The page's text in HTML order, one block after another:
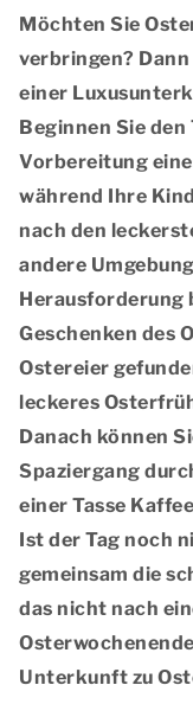
Möchten Sie
verbringen?
einer
Beginnen Sie den
Vorbereitung
während Ihre
nach den
andere
Herausforderung
Geschenken des
Ostereier
leckeres
Danach können
Spaziergang
einer Tasse
Ist der Tag noch
gemeinsam die
das nicht nach
Unterkunft zu